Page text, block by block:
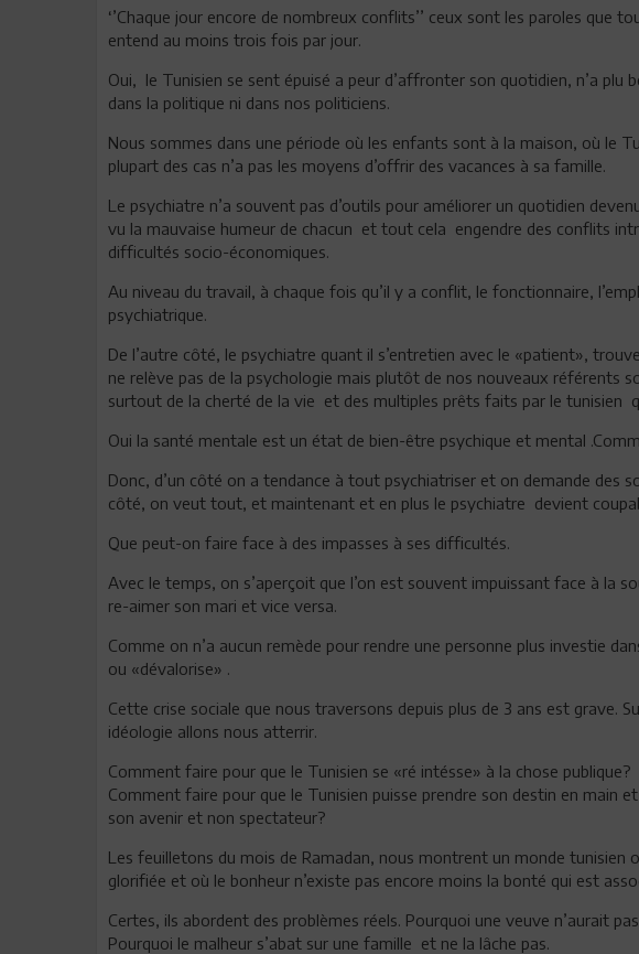
‘’Chaque jour encore de nombreux conflits’’ ceux sont les paroles que
entend au moins trois fois par jour.
Oui, le Tunisien se sent épuisé a peur d’affronter son quotidien, n’a plu
dans la politique ni dans nos politiciens.
Nous sommes dans une période où les enfants sont à la maison, où le
plupart des cas n’a pas les moyens d’offrir des vacances à sa famille.
Le psychiatre n’a souvent pas d’outils pour améliorer un quotidien
vu la mauvaise humeur de chacun et tout cela engendre des conflits
difficultés socio-économiques.
Au niveau du travail, à chaque fois qu’il y a conflit, le fonctionnaire,
psychiatrique.
De l’autre côté, le psychiatre quant il s’entretien avec le «patient»,
ne relève pas de la psychologie mais plutôt de nos nouveaux référents
surtout de la cherté de la vie et des multiples prêts faits par le tunisien
Oui la santé mentale est un état de bien-être psychique et mental
Donc, d’un côté on a tendance à tout psychiatriser et on demande des
côté, on veut tout, et maintenant et en plus le psychiatre devient
Que peut-on faire face à des impasses à ses difficultés.
Avec le temps, on s’aperçoit que l’on est souvent impuissant face à la
re-aimer son mari et vice versa.
Comme on n’a aucun remède pour rendre une personne plus investie
ou «dévalorise» .
Cette crise sociale que nous traversons depuis plus de 3 ans est grave.
idéologie allons nous atterrir.
Comment faire pour que le Tunisien se «ré intésse» à la chose publique?
Comment faire pour que le Tunisien puisse prendre son destin en main
son avenir et non spectateur?
Les feuilletons du mois de Ramadan, nous montrent un monde tunisien
glorifiée et où le bonheur n’existe pas encore moins la bonté qui est
Certes, ils abordent des problèmes réels. Pourquoi une veuve n’aurait
Pourquoi le malheur s’abat sur une famille et ne la lâche pas.